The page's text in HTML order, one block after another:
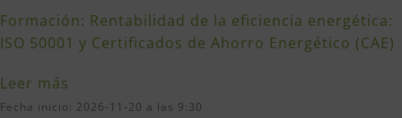
Formación: Rentabilidad de la eficiencia energética:
ISO 50001 y Certificados de Ahorro Energético (CAE)
Leer más
Fecha inicio: 2026-11-20 a las 9:30